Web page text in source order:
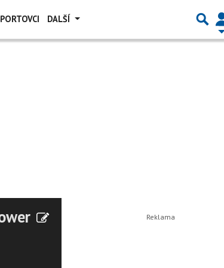
DALŠÍ